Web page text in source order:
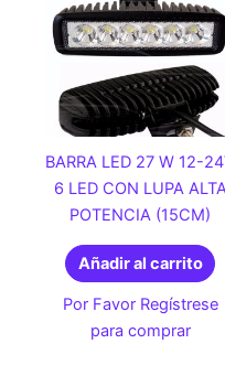
BARRA LED 27 W 12-
6 LED CON LUPA
POTENCIA (15CM)
Añadir al carrito
Por Favor Regístrese
para comprar